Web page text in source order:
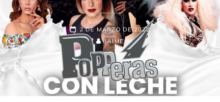
2 DE MARZO DE 2022
JAIME